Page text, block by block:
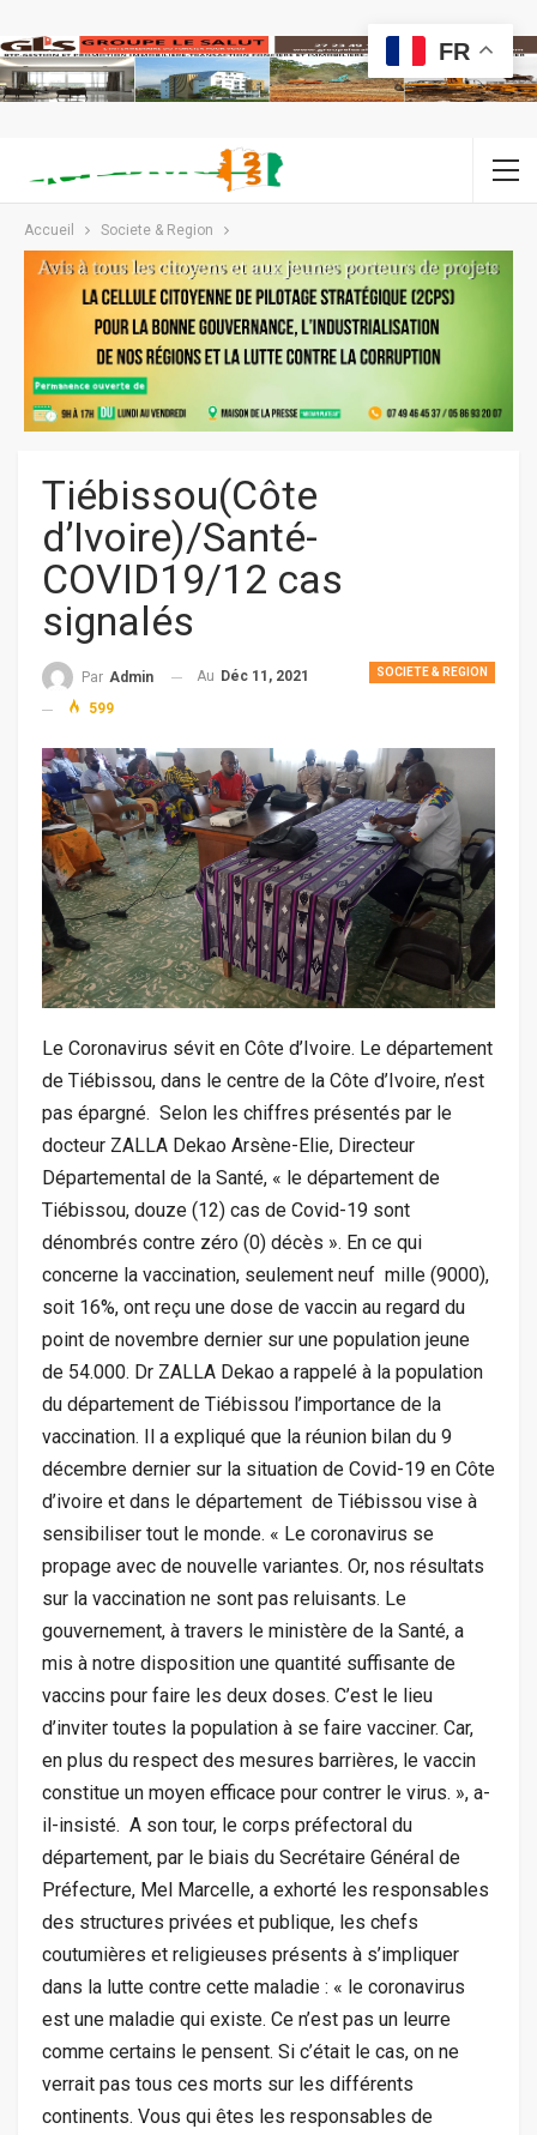
Accueil Societe & Region
Tiébissou(Côte
d’Ivoire)/Santé-
COVID19/12 cas
signalés
SOCIETE & REGION
Par Admin Au Déc 11, 2021
599
Le Coronavirus sévit en Côte d’Ivoire. Le département
de Tiébissou, dans le centre de la Côte d’Ivoire, n’est
pas épargné. Selon les chiffres présentés par le
docteur ZALLA Dekao Arsène-Elie, Directeur
Départemental de la Santé, « le département de
Tiébissou, douze (12) cas de Covid-19 sont
dénombrés contre zéro (0) décès ». En ce qui
concerne la vaccination, seulement neuf mille (9000),
soit 16%, ont reçu une dose de vaccin au regard du
point de novembre dernier sur une population jeune
de 54.000. Dr ZALLA Dekao a rappelé à la population
du département de Tiébissou l’importance de la
vaccination. Il a expliqué que la réunion bilan du 9
décembre dernier sur la situation de Covid-19 en Côte
d’ivoire et dans le département de Tiébissou vise à
sensibiliser tout le monde. « Le coronavirus se
propage avec de nouvelle variantes. Or, nos résultats
sur la vaccination ne sont pas reluisants. Le
gouvernement, à travers le ministère de la Santé, a
mis à notre disposition une quantité suffisante de
vaccins pour faire les deux doses. C’est le lieu
d’inviter toutes la population à se faire vacciner. Car,
en plus du respect des mesures barrières, le vaccin
constitue un moyen efficace pour contrer le virus. », a-
il-insisté. A son tour, le corps préfectoral du
département, par le biais du Secrétaire Général de
Préfecture, Mel Marcelle, a exhorté les responsables
des structures privées et publique, les chefs
coutumières et religieuses présents à s’impliquer
dans la lutte contre cette maladie : « le coronavirus
est une maladie qui existe. Ce n’est pas un leurre
comme certains le pensent. Si c’était le cas, on ne
verrait pas tous ces morts sur les différents
continents. Vous qui êtes les responsables de
FR